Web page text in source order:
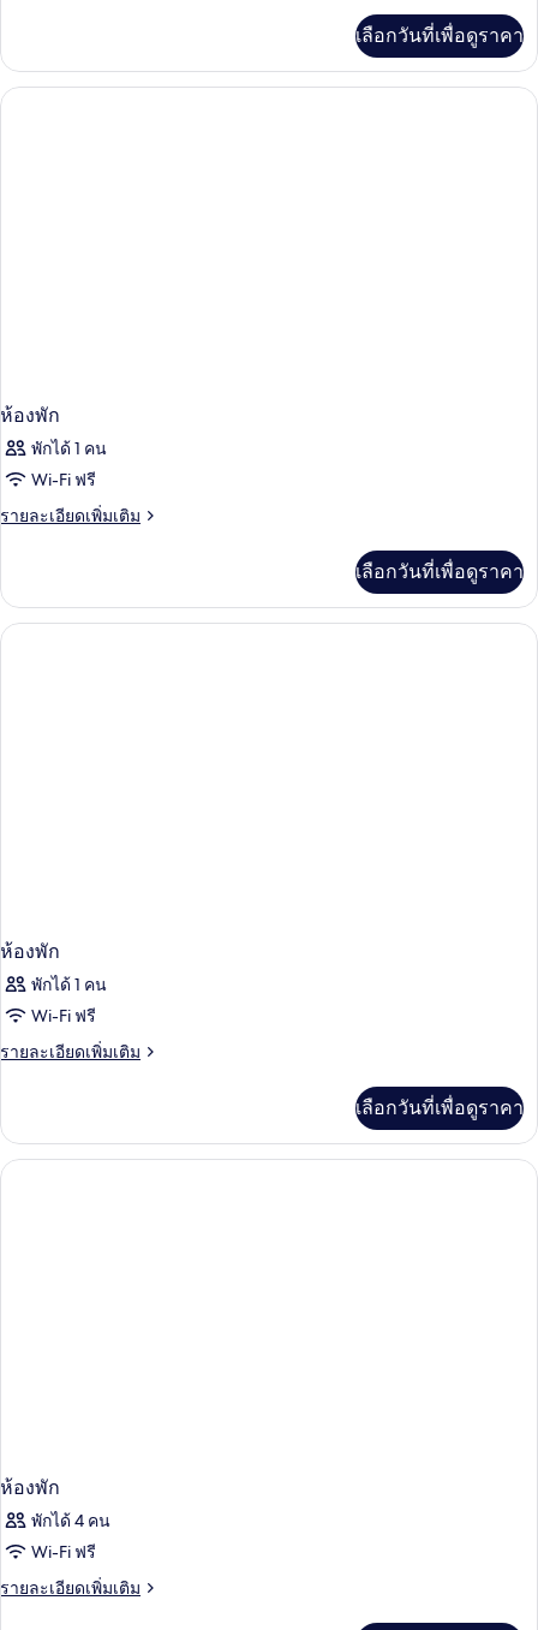
นอน,
วิว
เกี่ยว
กับ
ห้อง
เลือกวันที่เพื่อดูราคา
ห้องพัก
พักได้ 1 คน
Wi-Fi ฟรี
รายละเอียดเพิ่มเติม
ราย
เกี่ยว
กับ
ห้อง
เลือกวันที่เพื่อดูราคา
ห้องพัก
พักได้ 1 คน
Wi-Fi ฟรี
รายละเอียดเพิ่มเติม
ราย
เกี่ยว
กับ
ห้อง
เลือกวันที่เพื่อดูราคา
ห้องพัก
พักได้ 4 คน
Wi-Fi ฟรี
รายละเอียดเพิ่มเติม
ราย